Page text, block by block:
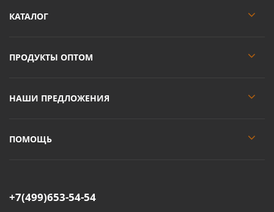
КАТАЛОГ
ПРОДУКТЫ ОПТОМ
НАШИ ПРЕДЛОЖЕНИЯ
ПОМОЩЬ
+7(499)653-54-54